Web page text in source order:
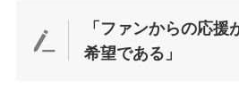
「ファンからの応
希望である」